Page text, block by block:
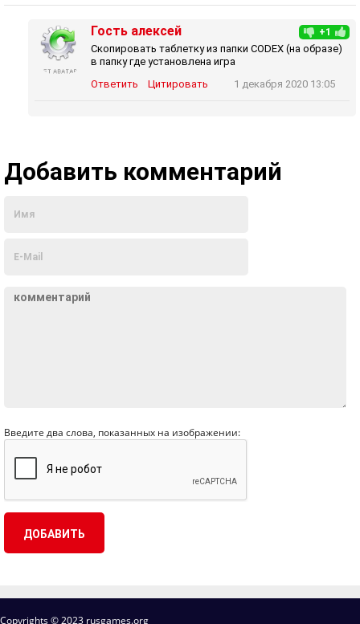
+1
Гость алексей
Скопировать таблетку из папки CODEX (на образе)
в папку где установлена игра
Ответить
Цитировать 1 декабря 2020 13:05
Добавить комментарий
Введите два слова, показанных на изображении:
Copyrights © 2023 rusgames.org